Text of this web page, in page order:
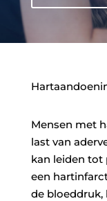
Mensen met
last van
kan leiden tot
een
de bloeddruk,